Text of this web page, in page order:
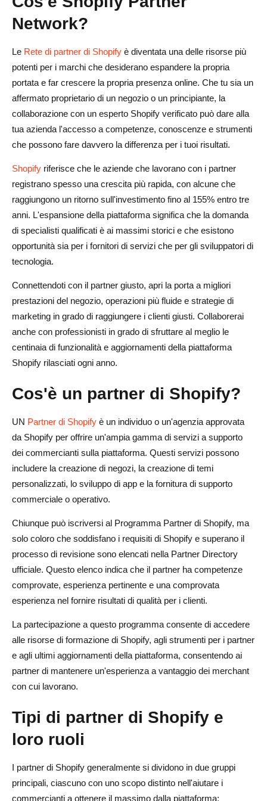
Network?
Le Rete di partner di Shopify è diventata una delle risorse più
potenti per i marchi che desiderano espandere la propria
portata e far crescere la propria presenza online. Che tu sia un
affermato proprietario di un negozio o un principiante, la
collaborazione con un esperto Shopify verificato può dare alla
tua azienda l'accesso a competenze, conoscenze e strumenti
che possono fare davvero la differenza per i tuoi risultati.
Shopify riferisce che le aziende che lavorano con i partner
registrano spesso una crescita più rapida, con alcune che
raggiungono un ritorno sull'investimento fino al 155% entro tre
anni. L'espansione della piattaforma significa che la domanda
di specialisti qualificati è ai massimi storici e che esistono
opportunità sia per i fornitori di servizi che per gli sviluppatori di
tecnologia.
Connettendoti con il partner giusto, apri la porta a migliori
prestazioni del negozio, operazioni più fluide e strategie di
marketing in grado di raggiungere i clienti giusti. Collaborerai
anche con professionisti in grado di sfruttare al meglio le
centinaia di funzionalità e aggiornamenti della piattaforma
Shopify rilasciati ogni anno.
Cos'è un partner di Shopify?
UN Partner di Shopify è un individuo o un'agenzia approvata
da Shopify per offrire un'ampia gamma di servizi a supporto
dei commercianti sulla piattaforma. Questi servizi possono
includere la creazione di negozi, la creazione di temi
personalizzati, lo sviluppo di app e la fornitura di supporto
commerciale o operativo.
Chiunque può iscriversi al Programma Partner di Shopify, ma
solo coloro che soddisfano i requisiti di Shopify e superano il
processo di revisione sono elencati nella Partner Directory
ufficiale. Questo elenco indica che il partner ha competenze
comprovate, esperienza pertinente e una comprovata
esperienza nel fornire risultati di qualità per i clienti.
La partecipazione a questo programma consente di accedere
alle risorse di formazione di Shopify, agli strumenti per i partner
e agli ultimi aggiornamenti della piattaforma, consentendo ai
partner di mantenere un'esperienza a vantaggio dei merchant
con cui lavorano.
Tipi di partner di Shopify e
loro ruoli
I partner di Shopify generalmente si dividono in due gruppi
principali, ciascuno con uno scopo distinto nell'aiutare i
commercianti a ottenere il massimo dalla piattaforma: